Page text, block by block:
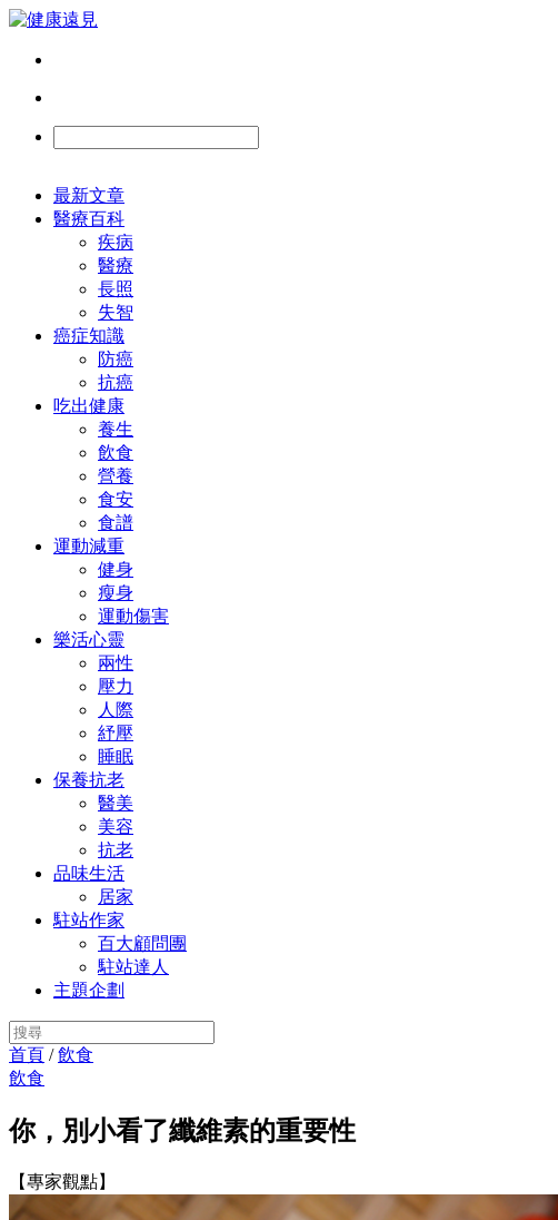
最新文章
醫療百科
疾病
醫療
長照
失智
癌症知識
防癌
抗癌
吃出健康
養生
飲食
營養
食安
食譜
運動減重
健身
瘦身
運動傷害
樂活心靈
兩性
壓力
人際
紓壓
睡眠
保養抗老
醫美
美容
抗老
品味生活
居家
駐站作家
百大顧問團
駐站達人
主題企劃
首頁 /飲食
飲食
你，別小看了纖維素的重要性
【專家觀點】